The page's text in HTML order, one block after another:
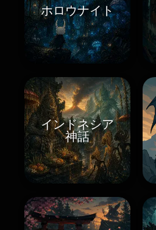
ホロウナイト
インドネシア
神話